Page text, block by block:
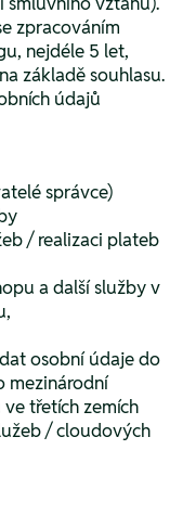
zpracováním
nejdéle 5 let,
základě souhlasu.
údajů
správce)
/ realizaci plateb
a další služby v
osobní údaje do
mezinárodní
třetích zemích
/ cloudových